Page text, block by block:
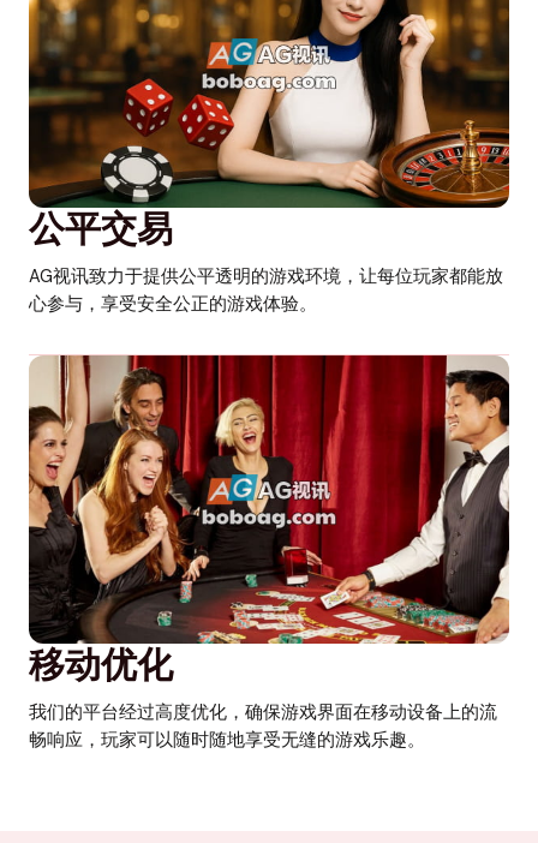
公平交易
AG视讯致力于提供公平透明的游戏环境，让每位玩家都能放
心参与，享受安全公正的游戏体验。
移动优化
我们的平台经过高度优化，确保游戏界面在移动设备上的流
畅响应，玩家可以随时随地享受无缝的游戏乐趣。